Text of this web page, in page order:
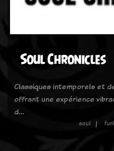
Soul Chronicles
Classiques intemporels et
offrant une expérience
d…
soul